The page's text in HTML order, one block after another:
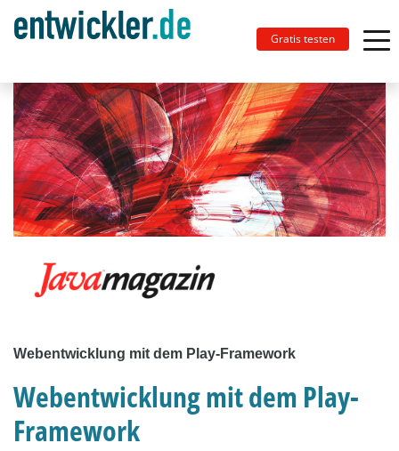
Gratis testen
Webentwicklung mit dem Play-Framework
Webentwicklung mit dem Play-
Framework